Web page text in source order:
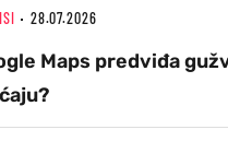
28.07.2026
Maps predviđa